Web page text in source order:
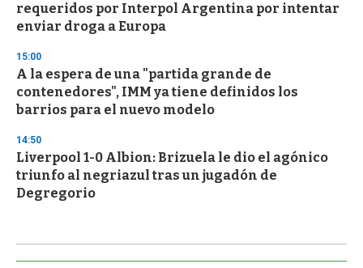
requeridos por Interpol Argentina por intentar
enviar droga a Europa
15:00
A la espera de una "partida grande de
contenedores", IMM ya tiene definidos los
barrios para el nuevo modelo
14:50
Liverpool 1-0 Albion: Brizuela le dio el agónico
triunfo al negriazul tras un jugadón de
Degregorio